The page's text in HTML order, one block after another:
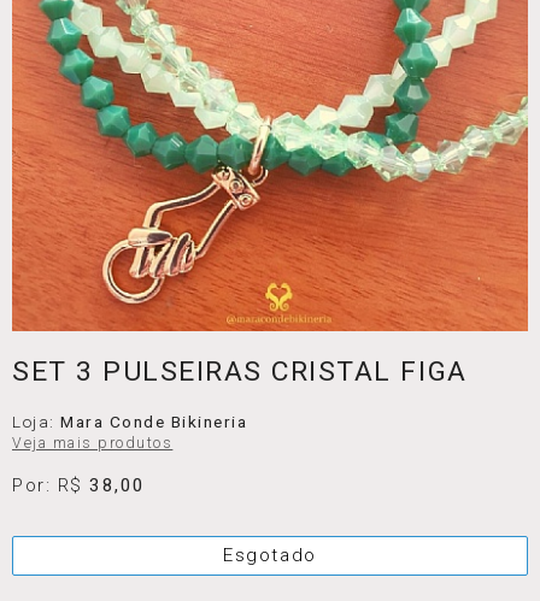
SET 3 PULSEIRAS CRISTAL FIGA
Loja:Mara Conde Bikineria
Veja mais produtos
Por: R$38,00
Esgotado